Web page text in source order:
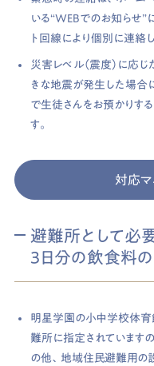
いる“WEBでのお知らせ”
ト回線により個別に連絡し
災害レベル（震度）に応
きな地震が発生した場合
で生徒さんをお預かりす
す。
対応マ
避難所として必
3日分の飲食料の
明星学園の小中学校体
難所に指定されています
の他、地域住民避難用の